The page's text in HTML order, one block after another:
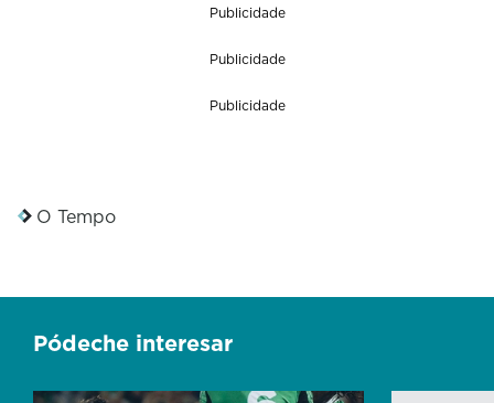
Publicidade
Publicidade
Publicidade
O Tempo
Pódeche interesar